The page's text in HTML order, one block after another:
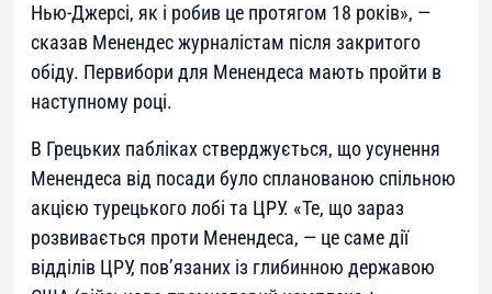
Нью-Джерсі, як і робив це протягом 18 років», —
сказав Менендес журналістам після закритого
обіду. Первибори для Менендеса мають пройти в
наступному році.
В Грецьких пабліках стверджується, що усунення
Менендеса від посади було спланованою спільною
акцією турецького лобі та ЦРУ. «Те, що зараз
розвивається проти Менендеса, — це саме дії
відділів ЦРУ, пов’язаних із глибинною державою